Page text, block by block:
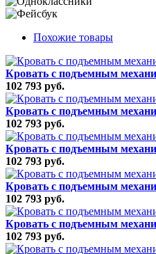
Похожие товары
Кровать с подъемным
102 793 руб.
Кровать с подъемным
102 793 руб.
Кровать с подъемным
102 793 руб.
Кровать с подъемным
102 793 руб.
Кровать с подъемным
102 793 руб.